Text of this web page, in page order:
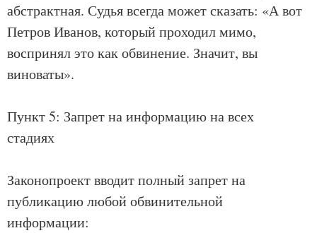
абстрактная. Судья всегда может сказать: «А вот
Петров Иванов, который проходил мимо,
воспринял это как обвинение. Значит, вы
виноваты».
Пункт 5: Запрет на информацию на всех
стадиях
Законопроект вводит полный запрет на
публикацию любой обвинительной
информации: